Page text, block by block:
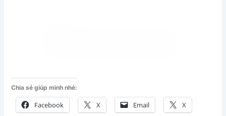
Chia sẻ giúp mình nhé:
Facebook X Email X